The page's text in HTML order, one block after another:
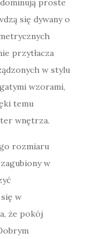
proste
się dywany o
przytłacza
w stylu
wzorami,
temu
wnętrza.
rozmiaru
w
w
że pokój